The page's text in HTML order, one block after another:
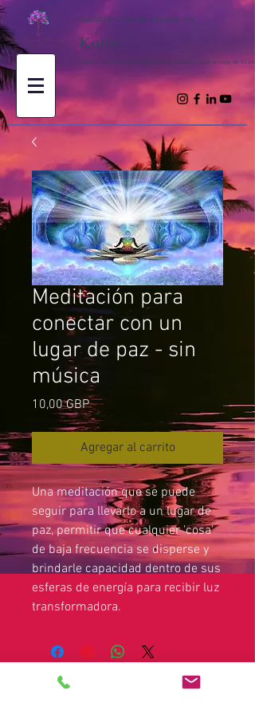
Kathy
Canalizaciones espirituales con
Trayendo inspiración y enseñanzas espirituales para el viaje de su
Meditación para
conectar con un
lugar de paz - sin
música
10,00 GBPPrecio
Agregar al carrito
Una meditación que se puede
seguir para llevarlo a un lugar de
paz, permitir que cualquier 'cosa'
de baja frecuencia se disperse y
brindarle capacidad dentro de sus
esferas de energía para recibir luz
transformadora.
Nota legal:
Debido a las leyes que rigen las